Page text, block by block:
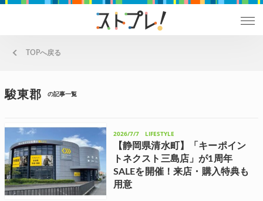
TOPへ戻る
駿東郡 の記事一覧
2026/7/7 LIFESTYLE
【静岡県清水町】「キーポイン
トネクスト三島店」が1周年
SALEを開催！来店・購入特典も
用意